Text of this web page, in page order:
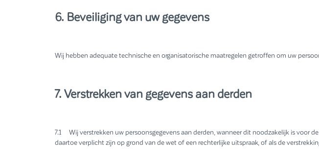
6. Beveiliging van uw gegevens
Wij hebben adequate technische en organisatorische maatregelen getroffen om uw
7. Verstrekken van gegevens aan derden
7.1 Wij verstrekken uw persoonsgegevens aan derden, wanneer dit noodzakelijk is
daartoe verplicht zijn op grond van de wet of een rechterlijke uitspraak, of als de